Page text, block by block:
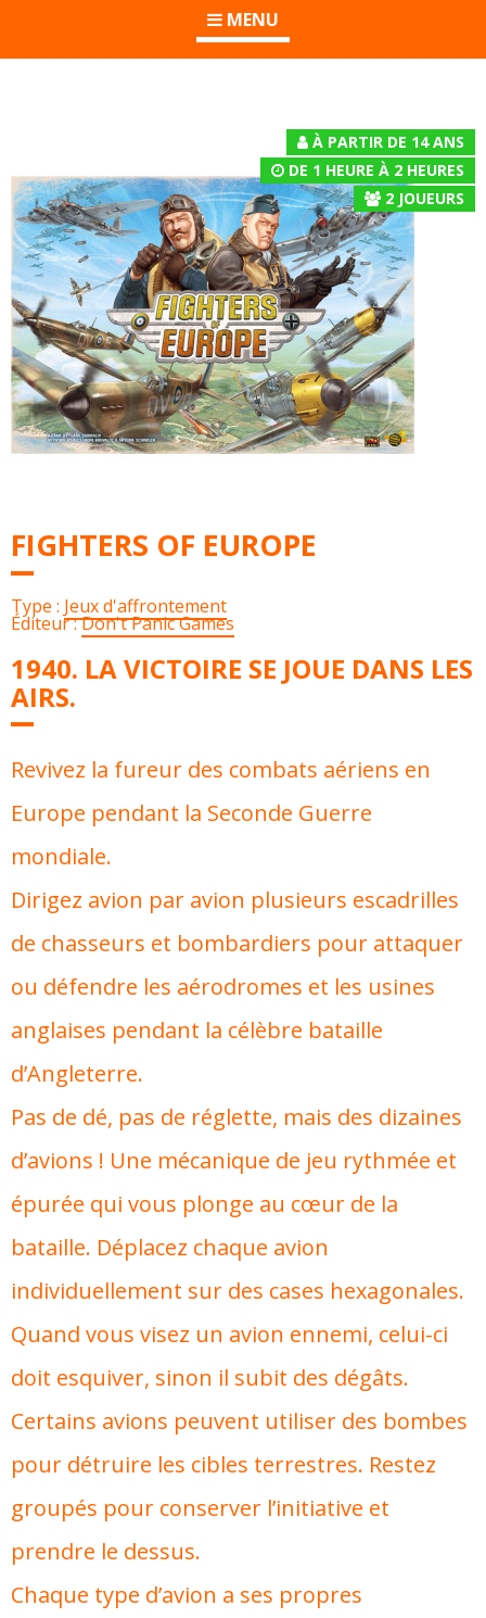
MENU
À PARTIR DE 14 ANS
DE 1 HEURE À 2 HEURES
2 JOUEURS
FIGHTERS OF EUROPE
Type : Jeux d'affrontement
Éditeur :Don't Panic Games
1940. LA VICTOIRE SE JOUE DANS LES
AIRS.
Revivez la fureur des combats aériens en
Europe pendant la Seconde Guerre
mondiale.
Dirigez avion par avion plusieurs escadrilles
de chasseurs et bombardiers pour attaquer
ou défendre les aérodromes et les usines
anglaises pendant la célèbre bataille
d’Angleterre.
Pas de dé, pas de réglette, mais des dizaines
d’avions ! Une mécanique de jeu rythmée et
épurée qui vous plonge au cœur de la
bataille. Déplacez chaque avion
individuellement sur des cases hexagonales.
Quand vous visez un avion ennemi, celui-ci
doit esquiver, sinon il subit des dégâts.
Certains avions peuvent utiliser des bombes
pour détruire les cibles terrestres. Restez
groupés pour conserver l’initiative et
prendre le dessus.
Chaque type d’avion a ses propres